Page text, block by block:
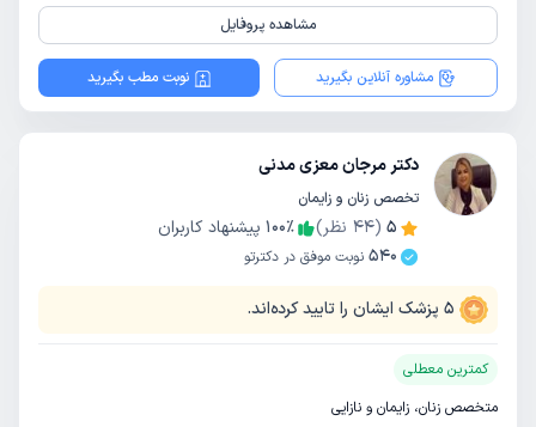
مشاهده پروفایل
مشاوره آنلاین بگیرید نوبت مطب بگیرید
دکتر مرجان معزی مدنی
تخصص زنان و زایمان
5
(
44 نظر) 100٪
پیشنهاد کاربران
540 نوبت موفق در دکترتو
5 پزشک ایشان را تایید کرده‌اند.
کمترین معطلی
متخصص زنان، زایمان و نازایی